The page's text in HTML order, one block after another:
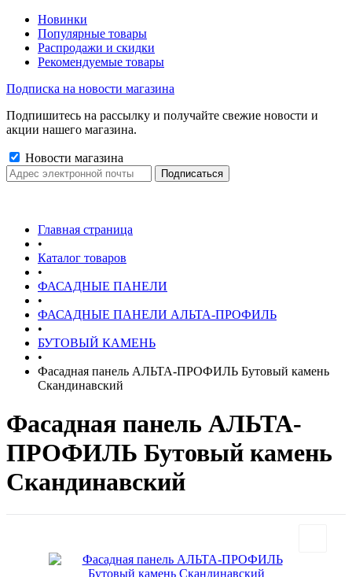
Новинки
Популярные товары
Распродажи и скидки
Рекомендуемые товары
Подписка на новости магазина
Подпишитесь на рассылку и получайте свежие новости и
акции нашего магазина.
Новости магазина
Главная страница
•
Каталог товаров
•
ФАСАДНЫЕ ПАНЕЛИ
•
ФАСАДНЫЕ ПАНЕЛИ АЛЬТА-ПРОФИЛЬ
•
БУТОВЫЙ КАМЕНЬ
•
Фасадная панель АЛЬТА-ПРОФИЛЬ Бутовый камень
Скандинавский
Фасадная панель АЛЬТА-
ПРОФИЛЬ Бутовый камень
Скандинавский